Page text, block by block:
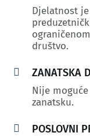
Djelatnost
društvo.
 ZANATSKA
Nije
zanatsku.
 POSLOVNI